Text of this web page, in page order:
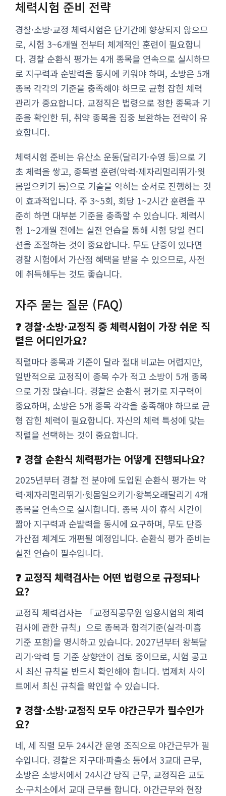
체력시험 준비 전략
경찰·소방·교정 체력시험은 단기간에 향상되지 않으므
로, 시험 3~6개월 전부터 체계적인 훈련이 필요합니
다. 경찰 순환식 평가는 4개 종목을 연속으로 실시하므
로 지구력과 순발력을 동시에 키워야 하며, 소방은 5개
종목 각각의 기준을 충족해야 하므로 균형 잡힌 체력
관리가 중요합니다. 교정직은 법령으로 정한 종목과 기
준을 확인한 뒤, 취약 종목을 집중 보완하는 전략이 유
효합니다.
체력시험 준비는 유산소 운동(달리기·수영 등)으로 기
초 체력을 쌓고, 종목별 훈련(악력·제자리멀리뛰기·윗
몸일으키기 등)으로 기술을 익히는 순서로 진행하는 것
이 효과적입니다. 주 3~5회, 회당 1~2시간 훈련을 꾸
준히 하면 대부분 기준을 충족할 수 있습니다. 체력시
험 1~2개월 전에는 실전 연습을 통해 시험 당일 컨디
션을 조절하는 것이 중요합니다. 무도 단증이 있다면
경찰 시험에서 가산점 혜택을 받을 수 있으므로, 사전
에 취득해두는 것도 좋습니다.
자주 묻는 질문 (FAQ)
❓ 경찰·소방·교정직 중 체력시험이 가장 쉬운 직
렬은 어디인가요?
직렬마다 종목과 기준이 달라 절대 비교는 어렵지만,
일반적으로 교정직이 종목 수가 적고 소방이 5개 종목
으로 가장 많습니다. 경찰은 순환식 평가로 지구력이
중요하며, 소방은 5개 종목 각각을 충족해야 하므로 균
형 잡힌 체력이 필요합니다. 자신의 체력 특성에 맞는
직렬을 선택하는 것이 중요합니다.
❓ 경찰 순환식 체력평가는 어떻게 진행되나요?
2025년부터 경찰 전 분야에 도입된 순환식 평가는 악
력·제자리멀리뛰기·윗몸일으키기·왕복오래달리기 4개
종목을 연속으로 실시합니다. 종목 사이 휴식 시간이
짧아 지구력과 순발력을 동시에 요구하며, 무도 단증
가산점 체계도 개편될 예정입니다. 순환식 평가 준비는
실전 연습이 필수입니다.
❓ 교정직 체력검사는 어떤 법령으로 규정되나
요?
교정직 체력검사는 「교정직공무원 임용시험의 체력
검사에 관한 규칙」으로 종목과 합격기준(실격·미흡
기준 포함)을 명시하고 있습니다. 2027년부터 왕복달
리기·악력 등 기준 상향안이 검토 중이므로, 시험 공고
시 최신 규칙을 반드시 확인해야 합니다. 법제처 사이
트에서 최신 규칙을 확인할 수 있습니다.
❓ 경찰·소방·교정직 모두 야간근무가 필수인가
요?
네, 세 직렬 모두 24시간 운영 조직으로 야간근무가 필
수입니다. 경찰은 지구대·파출소 등에서 3교대 근무,
소방은 소방서에서 24시간 당직 근무, 교정직은 교도
소·구치소에서 교대 근무를 합니다. 야간근무와 현장